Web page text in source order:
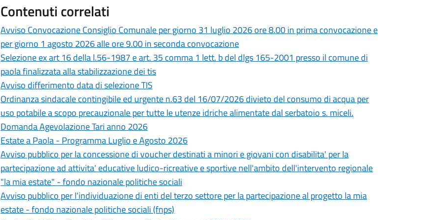
Contenuti correlati
Avviso Convocazione Consiglio Comunale per giorno 31 luglio 2026 ore 8.00 in prima convocazione e
per giorno 1 agosto 2026 alle ore 9.00 in seconda convocazione
Selezione ex art 16 della l.56-1987 e art. 35 comma 1 lett. b del dlgs 165-2001 presso il comune di
paola finalizzata alla stabilizzazione dei tis
Avviso differimento data di selezione TIS
Ordinanza sindacale contingibile ed urgente n.63 del 16/07/2026 divieto del consumo di acqua per
uso potabile a scopo precauzionale per tutte le utenze idriche alimentate dal serbatoio s. miceli.
Domanda Agevolazione Tari anno 2026
Estate a Paola - Programma Luglio e Agosto 2026
Avviso pubblico per la concessione di voucher destinati a minori e giovani con disabilita' per la
partecipazione ad attivita' educative ludico-ricreative e sportive nell'ambito dell'intervento regionale
"la mia estate" - fondo nazionale politiche sociali
Avviso pubblico per l'individuazione di enti del terzo settore per la partecipazione al progetto la mia
estate - fondo nazionale politiche sociali (fnps)